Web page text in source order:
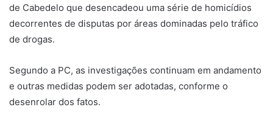
de Cabedelo que desencadeou uma série de homicídios
decorrentes de disputas por áreas dominadas pelo tráfico
de drogas.
Segundo a PC, as investigações continuam em andamento
e outras medidas podem ser adotadas, conforme o
desenrolar dos fatos.